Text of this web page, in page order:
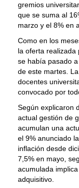
gremios
que se suma al
marzo y el 8% en
Como en los
la oferta realizada
se había pasado
de este martes.
docentes
convocado por
Según explicaron
actual gestión de
acumulan una
el 9% anunciado
inflación desde
7,5% en mayo,
acumulada
adquisitivo.